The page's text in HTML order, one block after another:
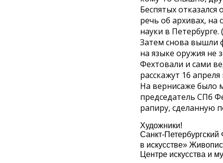
Беспятых
речь об архивах,
науки в
Затем снова вышли
на языке оружия не
Фехтовали и сами
расскажут 16
На вернисаже было
председатель СПб
рапиру, сделанную
Художники!
Санкт-
в искусстве»
Центре искусства и